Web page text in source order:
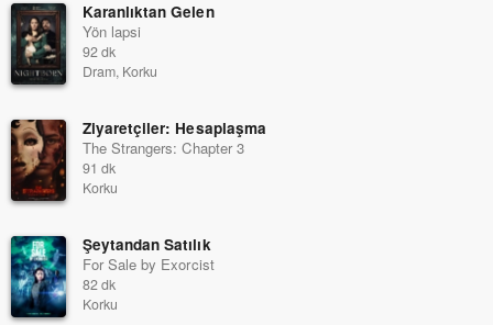
Karanlıktan Gelen
Yön lapsi
92 dk
Dram, Korku
Ziyaretçiler: Hesaplaşma
The Strangers: Chapter 3
91 dk
Korku
Şeytandan Satılık
For Sale by Exorcist
82 dk
Korku